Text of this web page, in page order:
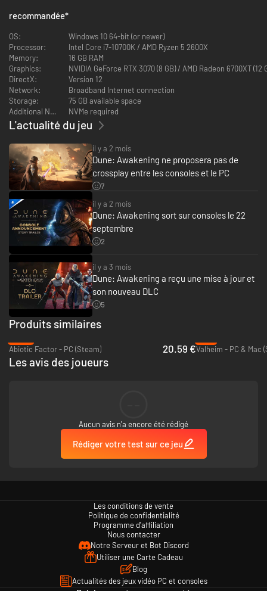
Contenu principal :
Jeu de pièces de construction de convoyeur d'eau (52 pièces)
Jeu de décorations de convoyeur d'eau (18 pièces)
Variante de distille de convoyeur d'eau
Variante d'armure légère de convoyeur d'eau
Variante d'armure lourde de convoyeur d'eau
Variantes d'armes de convoyeur d'eau
1 arme de corps à corps
1 arme à distance
Variante d'ornithoptère éclaireur de convoyeur d'eau
Couleurs des convoyeurs d'eau
2 emotes de convoyeur d'eau
recommandée*
OS:
Windows 10 64-bit (or newer)
Processor:
Intel Core i7-10700K / AMD Ryzen 5 2600X
Memory:
16 GB RAM
Graphics:
NVIDIA GeForce RTX 3070 (8 GB) / AMD Radeon 6700XT (12
DirectX:
Version 12
Network:
Broadband Internet connection
Storage:
75 GB available space
Additional Notes:
NVMe required
L'actualité du jeu
il y a 2 mois
Dune: Awakening ne proposera pas de
crossplay entre les consoles et le PC
7
il y a 2 mois
Dune: Awakening sort sur consoles le 22
septembre
2
il y a 3 mois
Dune: Awakening a reçu une mise à jour et
son nouveau DLC
5
Produits similaires
Abiotic Factor - PC (Steam)
20.59 €Valheim - PC & Mac
Les avis des joueurs
Aucun avis n'a encore été rédigé
Rédiger votre test sur ce jeu
Les conditions de vente
Politique de confidentialité
Programme d'affiliation
Nous contacter
Notre Serveur et Bot Discord
Utiliser une Carte Cadeau
Blog
Actualités des jeux vidéo PC et consoles